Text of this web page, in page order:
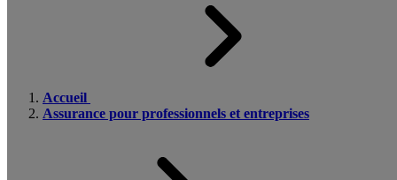
Accueil
Assurance pour professionnels et entreprises